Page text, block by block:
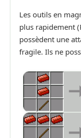
Les outils en
plus rapidement
possèdent une
fragile. Ils ne